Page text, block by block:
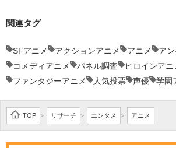
関連タグ
SFアニメ アクションアニメ アニメ
ア
コメディアニメ
パネル調査
ヒロインアニ
ファンタジーアニメ
人気投票 声優 学園
TOP > リサーチ > エンタメ > アニメ